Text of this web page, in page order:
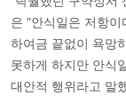
은 "안식일은 저항
하여금 끝없이 욕망
못하게 하지만 안식
대안적 행위라고 말